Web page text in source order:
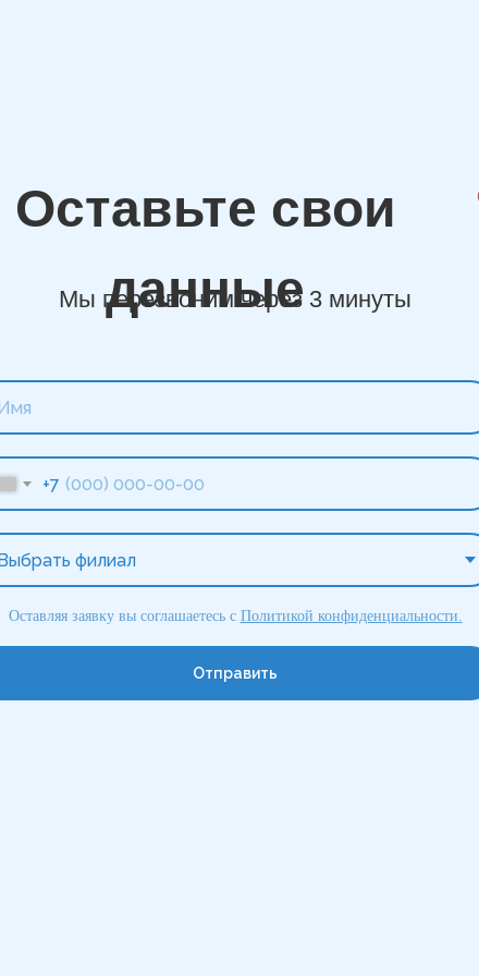
Мы перезвоним через 3 минуты
+7
Оставляя заявку вы соглашаетесь с Политикой конфиденциальности.
Отправить
Оставьте свои
данные